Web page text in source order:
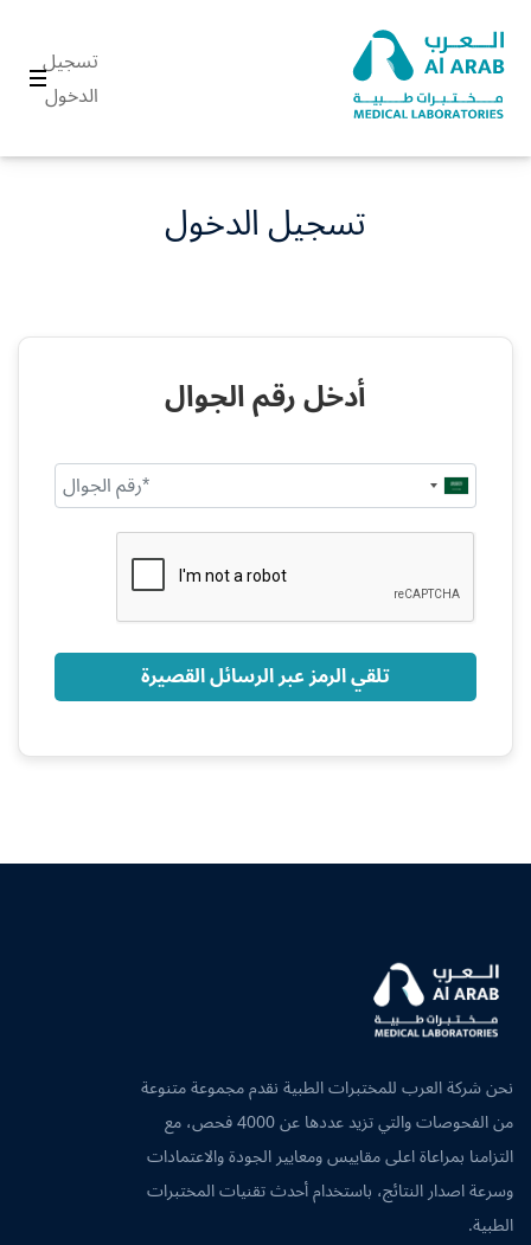
تسجيل
الدخول
تسجيل الدخول
أدخل رقم الجوال
Saudi
Arabia
تلقي الرمز عبر الرسائل القصيرة
نحن شركة العرب للمختبرات الطبية نقدم مجموعة متنوعة
من الفحوصات والتي تزيد عددها عن 4000 فحص، مع
التزامنا بمراعاة اعلى مقاييس ومعايير الجودة والاعتمادات
وسرعة اصدار النتائج، باستخدام أحدث تقنيات المختبرات
الطبية.